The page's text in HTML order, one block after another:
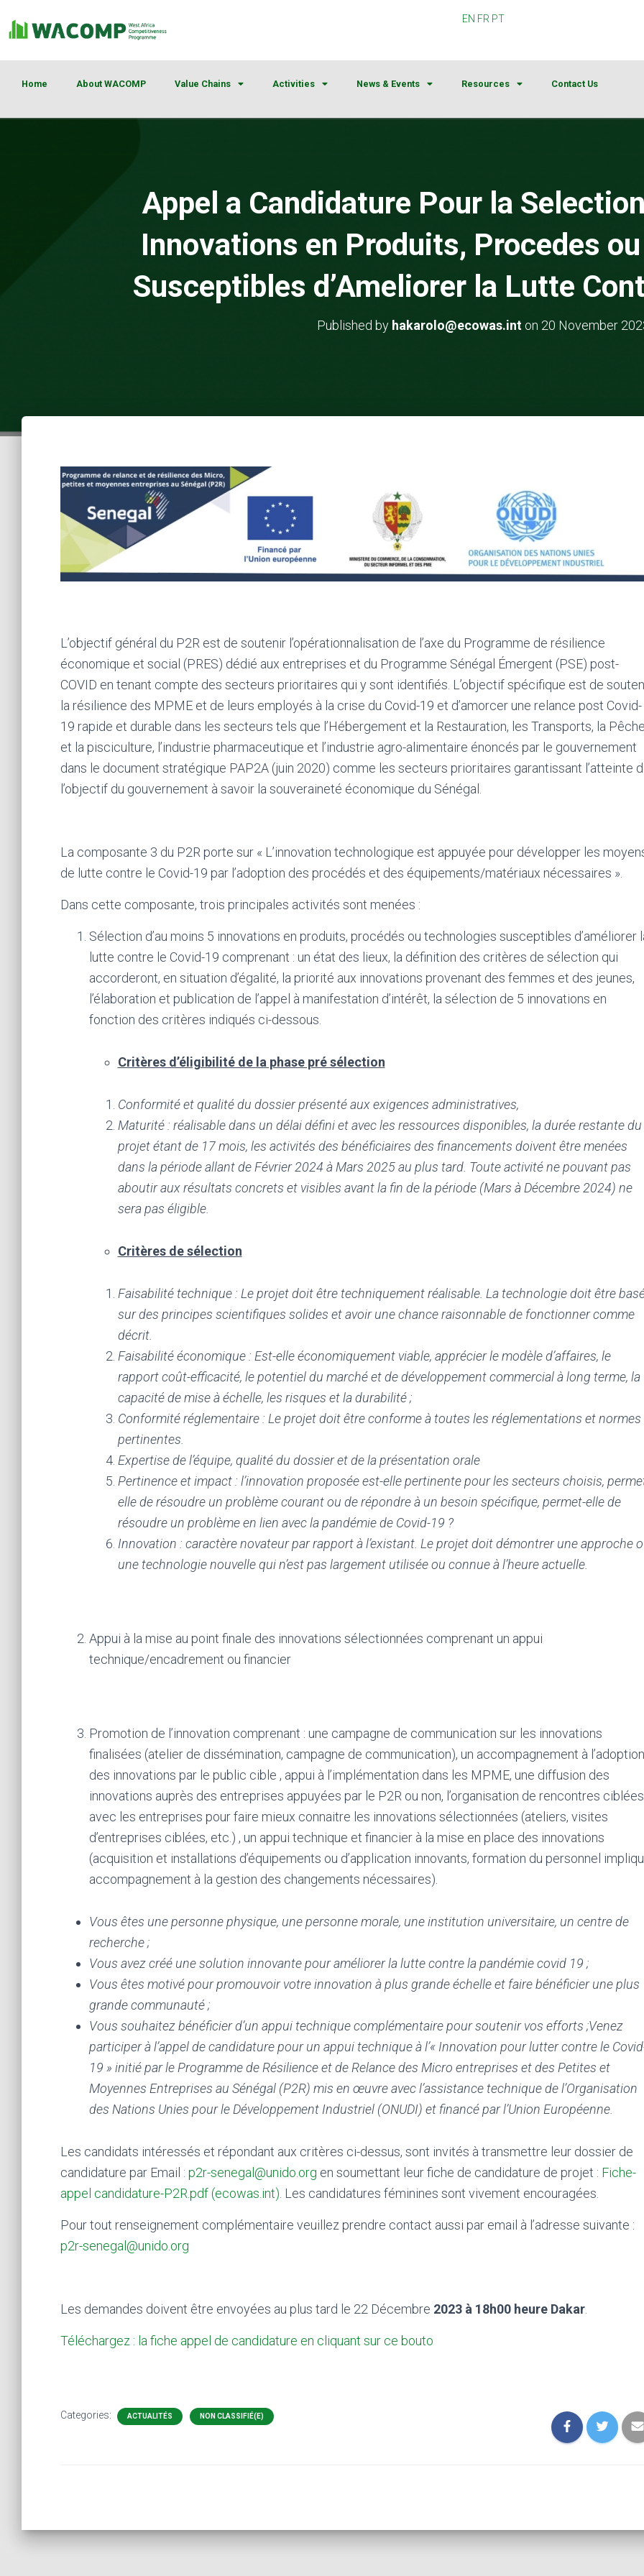
EN FR PT
Home About WACOMP Value Chains Activities News & Events Resources Contact Us
Appel a Candidature Pour la
Innovations en Produits, Procedes
Susceptibles d’Ameliorer la Lutte
Published by hakarolo@ecowas.inton 20 November
L’objectif général du P2R est de soutenir l’opérationnalisation de l’axe du Programme de résilience
économique et social (PRES) dédié aux entreprises et du Programme Sénégal Émergent (PSE) post-
COVID en tenant compte des secteurs prioritaires qui y sont identifiés. L’objectif spécifique est de
la résilience des MPME et de leurs employés à la crise du Covid-19 et d’amorcer une relance post Covid-
19 rapide et durable dans les secteurs tels que l’Hébergement et la Restauration, les Transports, la
et la pisciculture, l’industrie pharmaceutique et l’industrie agro-alimentaire énoncés par le gouvernement
dans le document stratégique PAP2A (juin 2020) comme les secteurs prioritaires garantissant l’atteinte
l’objectif du gouvernement à savoir la souveraineté économique du Sénégal.
La composante 3 du P2R porte sur « L’innovation technologique est appuyée pour développer les
de lutte contre le Covid-19 par l’adoption des procédés et des équipements/matériaux nécessaires ».
Dans cette composante, trois principales activités sont menées :
Sélection d’au moins 5 innovations en produits, procédés ou technologies susceptibles d’améliorer
lutte contre le Covid-19 comprenant : un état des lieux, la définition des critères de sélection qui
accorderont, en situation d’égalité, la priorité aux innovations provenant des femmes et des jeunes,
l’élaboration et publication de l’appel à manifestation d’intérêt, la sélection de 5 innovations en
fonction des critères indiqués ci-dessous.
Critères d’éligibilité de la phase pré sélection
Conformité et qualité du dossier présenté aux exigences administratives,
Maturité : réalisable dans un délai défini et avec les ressources disponibles, la durée restante du
projet étant de 17 mois, les activités des bénéficiaires des financements doivent être menées
dans la période allant de Février 2024 à Mars 2025 au plus tard. Toute activité ne pouvant pas
aboutir aux résultats concrets et visibles avant la fin de la période (Mars à Décembre 2024) ne
sera pas éligible.
Critères de sélection
Faisabilité technique : Le projet doit être techniquement réalisable. La technologie doit être
sur des principes scientifiques solides et avoir une chance raisonnable de fonctionner comme
décrit.
Faisabilité économique : Est-elle économiquement viable, apprécier le modèle d’affaires, le
rapport coût-efficacité, le potentiel du marché et de développement commercial à long terme, la
capacité de mise à échelle, les risques et la durabilité ;
Conformité réglementaire : Le projet doit être conforme à toutes les réglementations et normes
pertinentes.
Expertise de l’équipe, qualité du dossier et de la présentation orale
Pertinence et impact : l’innovation proposée est-elle pertinente pour les secteurs choisis,
elle de résoudre un problème courant ou de répondre à un besoin spécifique, permet-elle de
résoudre un problème en lien avec la pandémie de Covid-19 ?
Innovation : caractère novateur par rapport à l’existant. Le projet doit démontrer une approche
une technologie nouvelle qui n’est pas largement utilisée ou connue à l’heure actuelle.
Appui à la mise au point finale des innovations sélectionnées comprenant un appui
technique/encadrement ou financier
Promotion de l’innovation comprenant : une campagne de communication sur les innovations
finalisées (atelier de dissémination, campagne de communication), un accompagnement à l’adoption
des innovations par le public cible , appui à l’implémentation dans les MPME, une diffusion des
innovations auprès des entreprises appuyées par le P2R ou non, l’organisation de rencontres ciblées
avec les entreprises pour faire mieux connaitre les innovations sélectionnées (ateliers, visites
d’entreprises ciblées, etc.) , un appui technique et financier à la mise en place des innovations
(acquisition et installations d’équipements ou d’application innovants, formation du personnel
accompagnement à la gestion des changements nécessaires).
Vous êtes une personne physique, une personne morale, une institution universitaire, un centre de
recherche ;
Vous avez créé une solution innovante pour améliorer la lutte contre la pandémie covid 19 ;
Vous êtes motivé pour promouvoir votre innovation à plus grande échelle et faire bénéficier une plus
grande communauté ;
Vous souhaitez bénéficier d’un appui technique complémentaire pour soutenir vos efforts ;Venez
participer à l’appel de candidature pour un appui technique à l’« Innovation pour lutter contre le
19 » initié par le Programme de Résilience et de Relance des Micro entreprises et des Petites et
Moyennes Entreprises au Sénégal (P2R) mis en œuvre avec l’assistance technique de l’Organisation
des Nations Unies pour le Développement Industriel (ONUDI) et financé par l’Union Européenne.
Les candidats intéressés et répondant aux critères ci-dessus, sont invités à transmettre leur dossier de
candidature par Email : p2r-senegal@unido.org en soumettant leur fiche de candidature de projet : Fiche-
appel candidature-P2R.pdf (ecowas.int) . Les candidatures féminines sont vivement encouragées.
Pour tout renseignement complémentaire veuillez prendre contact aussi par email à l’adresse suivante :
p2r-senegal@unido.org
Les demandes doivent être envoyées au plus tard le 22 Décembre 2023 à 18h00 heure Dakar.
Téléchargez : la fiche appel de candidature en cliquant sur ce bouto
Categories: ACTUALITÉS NON CLASSIFIÉ(E)